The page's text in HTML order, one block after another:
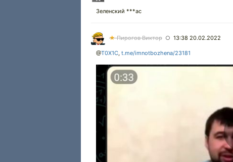
Зеленский ***ас
★Пирогов Виктор ○ 13:38 20.02.2022
@T0X1C, t.me/imnotbozhena/23181